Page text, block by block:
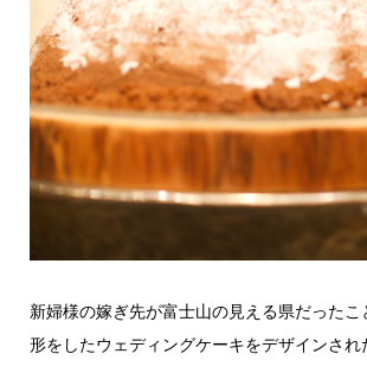
新婦様の嫁ぎ先が富士山の見える県だったこ
形をしたウェディングケーキをデザインさ